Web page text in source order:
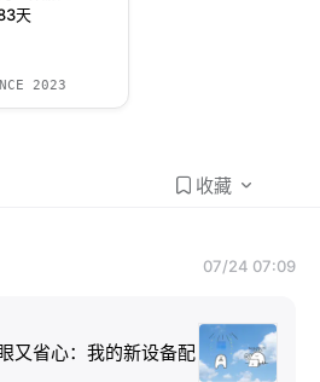
天
2023
收藏
07/24 07:09
又省心：我的新设备配